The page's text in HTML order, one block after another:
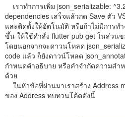
เราทำการเพิ่ม json_serializable:
dependencies เสร็จแล้วกด Save ตัว
และติดตั้งให้อัตโนมัติ หรือถ้าไม่มีการท
ขึ้น ให้ใช้คำสั่ง flutter pub get ในส่วนข
โดยนอกจากจะดาวนโหลด
code แล้ว ก็ยังดาวน์โหลด
กำหนดคำอธิบาย หรือคำจำกัดความสำ
ด้วย
ในหัวข้อที่ผ่านมาเราสร้าง Address
ของ Address ทบทวนโค้ดดังนี้
class Address {